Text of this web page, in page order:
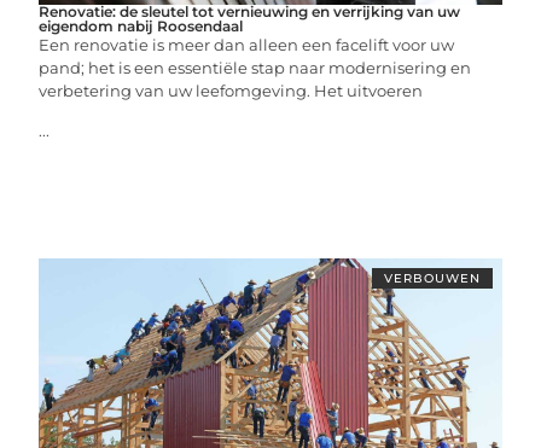
Renovatie: de sleutel tot vernieuwing en verrijking van uw
eigendom nabij Roosendaal
Een renovatie is meer dan alleen een facelift voor uw
pand; het is een essentiële stap naar modernisering en
verbetering van uw leefomgeving. Het uitvoeren
...
VERBOUWEN